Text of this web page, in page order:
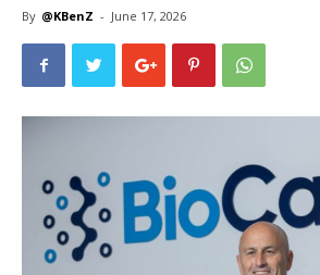
By @KBenZ - June 17, 2026